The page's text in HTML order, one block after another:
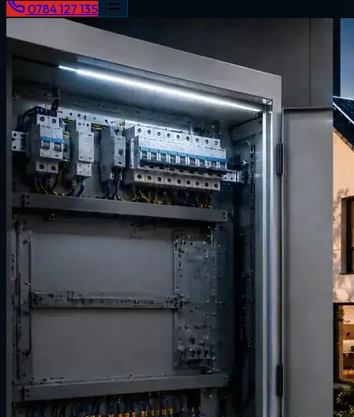
0784 127 135